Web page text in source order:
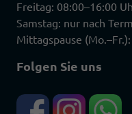
Freitag: 08:00–16:00
Samstag: nur nach
Mittagspause
Folgen Sie uns